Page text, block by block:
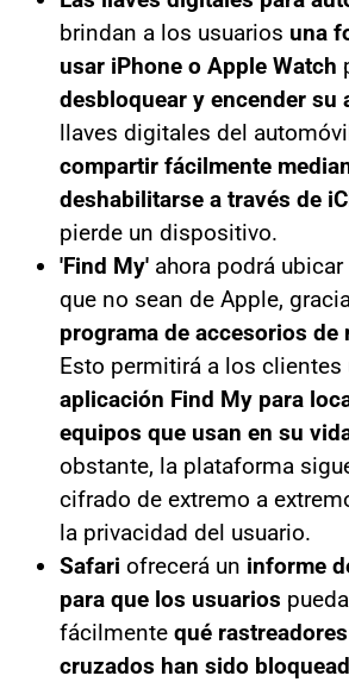
brindan a los usuarios una
usar iPhone o Apple Watch
desbloquear y encender su
llaves digitales del
compartir fácilmente
deshabilitarse a través de
pierde un dispositivo.
'Find My' ahora podrá
que no sean de Apple,
programa de accesorios de
Esto permitirá a los clientes
aplicación Find My para
equipos que usan en su
obstante, la plataforma
cifrado de extremo a
la privacidad del usuario.
Safari ofrecerá un informe
para que los usuarios
fácilmente qué
cruzados han sido